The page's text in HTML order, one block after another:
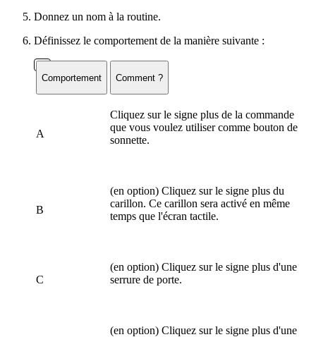
Donnez un nom à la routine.
Définissez le comportement de la manière suivante :
Comportement Comment ?
A
Cliquez sur le signe plus de la commande
que vous voulez utiliser comme bouton de
sonnette.
B
(en option) Cliquez sur le signe plus du
carillon. Ce carillon sera activé en même
temps que l'écran tactile.
C
(en option) Cliquez sur le signe plus d'une
serrure de porte.
(en option) Cliquez sur le signe plus d'une